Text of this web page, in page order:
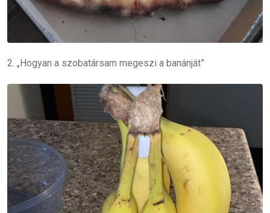
2. „Hogyan a szobatársam megeszi a banánját”